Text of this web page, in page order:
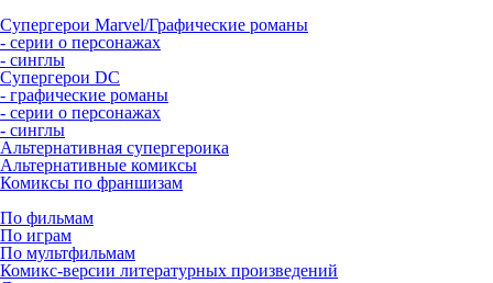
Супергерои Marvel/Графические романы
- серии о персонажах
- синглы
Супергерои DC
- графические романы
- серии о персонажах
- синглы
Альтернативная супергероика
Альтернативные комиксы
Комиксы по франшизам
По фильмам
По играм
По мультфильмам
Комикс-версии литературных произведений